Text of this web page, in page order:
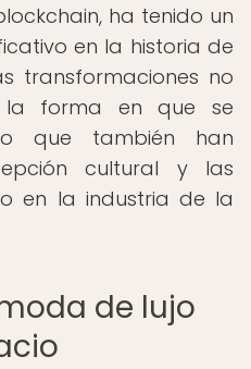
ha tenido un
en la historia de
transformaciones no
la forma en que se
que también han
cultural y las
en la industria de la
de lujo